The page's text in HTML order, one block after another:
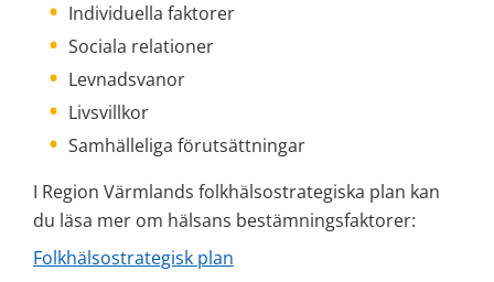
Individuella faktorer
Sociala relationer
Levnadsvanor
Livsvillkor
Samhälleliga förutsättningar
I Region Värmlands folkhälsostrategiska plan kan
du läsa mer om hälsans bestämningsfaktorer:
Folkhälsostrategisk plan